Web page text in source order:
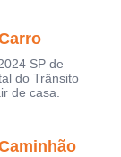
SP de
do Trânsito
de casa.